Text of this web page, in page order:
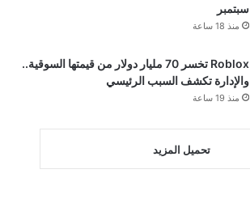
سبتمبر
منذ 18 ساعة
Roblox تخسر 70 مليار دولار من قيمتها السوقية..
والإدارة تكشف السبب الرئيسي
منذ 19 ساعة
تحميل المزيد